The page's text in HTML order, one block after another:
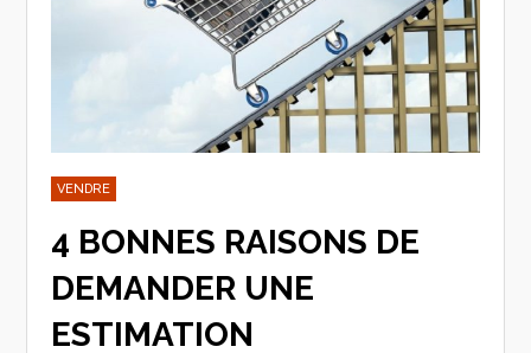
VENDRE
4 BONNES RAISONS DE
DEMANDER UNE
ESTIMATION